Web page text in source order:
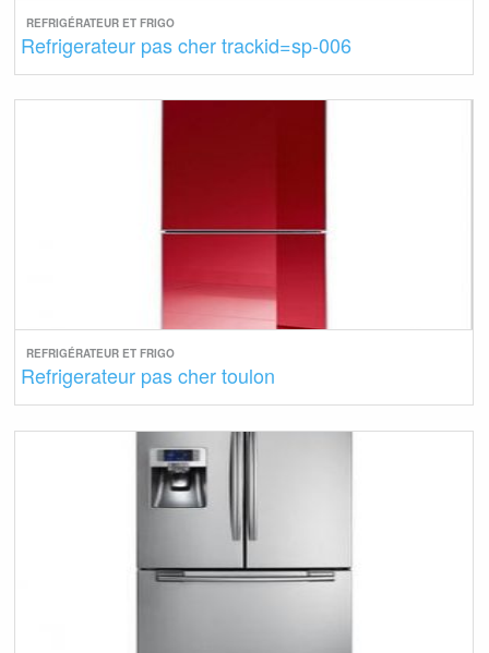
REFRIGÉRATEUR ET FRIGO
Refrigerateur pas cher trackid=sp-006
REFRIGÉRATEUR ET FRIGO
Refrigerateur pas cher toulon